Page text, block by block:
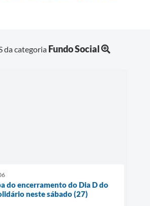
da categoria Fundo Social
do encerramento do Dia D do
neste sábado (27)